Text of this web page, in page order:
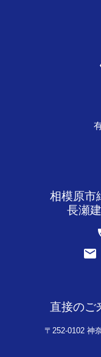
相模原市
長瀬
email
直接のご
〒252-0102 神